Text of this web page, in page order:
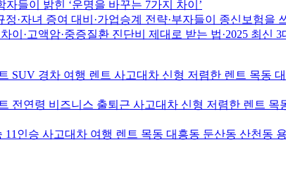
들이 밝힌 ‘운명을 바꾸는 7가지 차이’
·자녀 증여 대비·가업승계 전략·부자들이 종신보험을
·고액암·중증질환 진단비 제대로 받는 법·2025 최신
SUV 경차 여행 렌트 사고대차 신형 저렴한 렌트 목동
전연령 비즈니스 출퇴근 사고대차 신형 저렴한 렌트
인승 사고대차 여행 렌트 목동 대흥동 둔산동 산천동